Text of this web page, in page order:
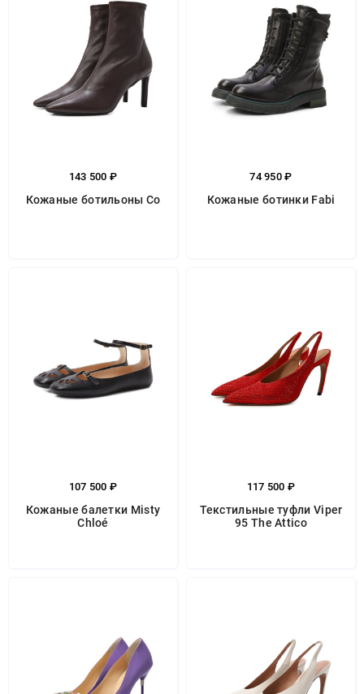
143 500 ₽
Кожаные ботильоны Co
74 950 ₽
Кожаные ботинки Fabi
107 500 ₽
Кожаные балетки Misty
Chloé
117 500 ₽
Текстильные туфли Viper
95 The Attico